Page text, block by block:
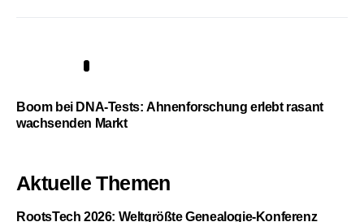
Boom bei DNA-Tests: Ahnenforschung erlebt rasant
wachsenden Markt
Aktuelle Themen
RootsTech 2026: Weltgrößte Genealogie-Konferenz